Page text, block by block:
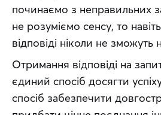
починаємо з неправильних
не розуміємо сенсу, то
відповіді ніколи не
Отримання відповіді на
єдиний спосіб досягти
спосіб забезпечити